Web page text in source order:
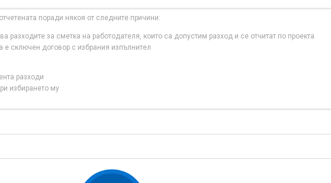
поради някоя от следните причини:
разходите за сметка на работодателя, които са допустим разход и се отчитат по проекта
е сключен договор с избрания изпълнител
разходи
избирането му